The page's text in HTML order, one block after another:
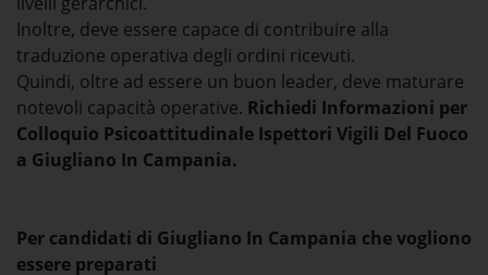
Inoltre, deve essere capace di contribuire alla
traduzione operativa degli ordini ricevuti.
Quindi, oltre ad essere un buon leader, deve maturare
notevoli capacità operative. Richiedi Informazioni per
Colloquio Psicoattitudinale Ispettori Vigili Del Fuoco
a Giugliano In Campania.
Per candidati di Giugliano In Campania che vogliono
essere preparati